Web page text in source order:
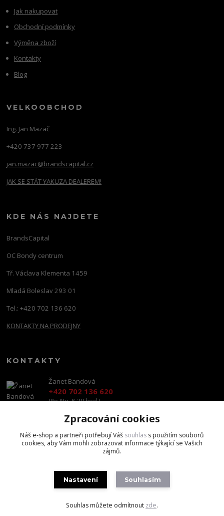
Jak nakupovat
Obchodní podmínky
Výměna zboží
Kontakty
Blog
VELKOOBCHOD
Ing. Jan Mazač
+420 737 977 223
jan.mazac@brandscapital.cz
JAK SE STÁT YAKUZA DEALEREM!
KDE NÁS NAJDETE
BrandsCapital
OC Bondy centrum
Tř. Václava Klementa 1459
Mladá Boleslav 293 01
Tel.: +420 702 136 620
KONTAKTY NA PRODEJNY
KONTAKTY
Žanet Bandová
+420 702 136 620
(Po-Ne, 8-20 hod.)
shop@brandscapital.cz
Zpracování cookies
Náš e-shop a partneři potřebují Váš souhlas s použitím souborů
cookies, aby Vám mohli zobrazovat informace týkající se Vašich
zájmů.
Nastavení Souhlasím
Souhlas můžete odmítnout zde.